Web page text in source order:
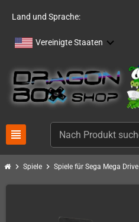
Land und Sprache:
Vereinigte Staaten
view_headline
chevron_right Spiele chevron_right Spiele für Sega Mega Drive